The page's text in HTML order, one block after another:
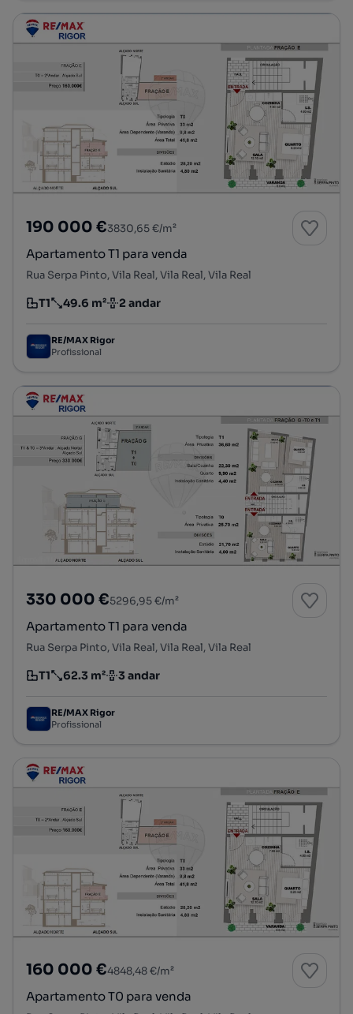
190 000 €3830,65 €/m²
Apartamento T1 para venda
Rua Serpa Pinto, Vila Real, Vila Real, Vila Real
Tipologia
T1
Preço por metro quadrado
49.6 m²
Andar 2 andar
RE/MAX Rigor
Profissional
330 000 €5296,95 €/m²
Apartamento T1 para venda
Rua Serpa Pinto, Vila Real, Vila Real, Vila Real
Tipologia
T1
Preço por metro quadrado
62.3 m²
Andar 3 andar
RE/MAX Rigor
Profissional
160 000 €4848,48 €/m²
Apartamento T0 para venda